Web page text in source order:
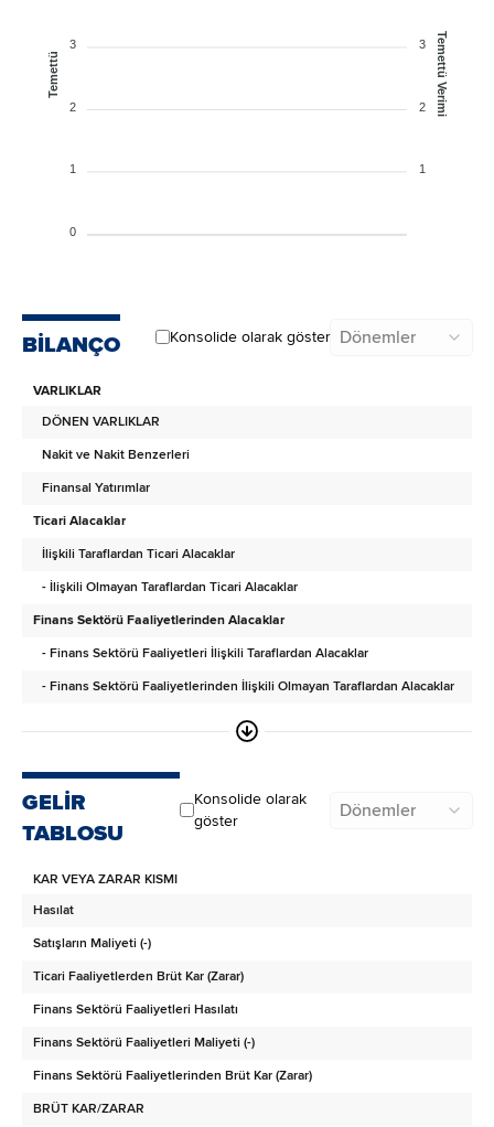
3
2
1
0
Temettü
3
2
1
Temettü Verimi
BİLANÇO Konsolide olarak göster Dönemler
VARLIKLAR
DÖNEN VARLIKLAR
Nakit ve Nakit Benzerleri
Finansal Yatırımlar
Ticari Alacaklar
İlişkili Taraflardan Ticari Alacaklar
- İlişkili Olmayan Taraflardan Ticari Alacaklar
Finans Sektörü Faaliyetlerinden Alacaklar
- Finans Sektörü Faaliyetleri İlişkili Taraflardan Alacaklar
- Finans Sektörü Faaliyetlerinden İlişkili Olmayan Taraflardan Alacaklar
Canlı Varlıklar
Peşin Ödenmiş Giderler
Cari Dönem Vergisiyle İlgili Varlıklar
Diğer Dönen Varlıklar
ARA TOPLAM
Satış Amaçlı Sınıflandırılan Duran Varlıklar
DURAN VARLIKLAR
Finansal Yatırımlar
GELİR
TABLOSU
Konsolide olarak
göster
Dönemler
KAR VEYA ZARAR KISMI
Hasılat
Satışların Maliyeti (-)
Ticari Faaliyetlerden Brüt Kar (Zarar)
Finans Sektörü Faaliyetleri Hasılatı
Finans Sektörü Faaliyetleri Maliyeti (-)
Finans Sektörü Faaliyetlerinden Brüt Kar (Zarar)
BRÜT KAR/ZARAR